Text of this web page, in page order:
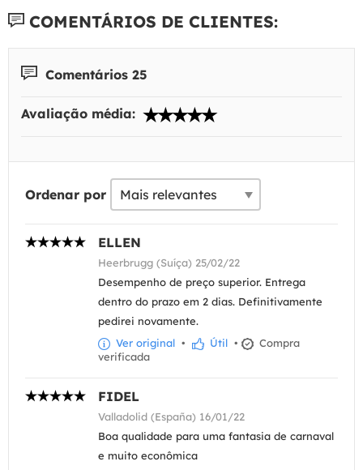
COMENTÁRIOS DE CLIENTES:
Comentários 25
Avaliação média:
Ordenar por
ELLEN
Heerbrugg (Suíça) 25/02/22
Desempenho de preço superior. Entrega
dentro do prazo em 2 dias. Definitivamente
pedirei novamente.
Ver original • Útil •
Compra
verificada
FIDEL
Valladolid (España) 16/01/22
Boa qualidade para uma fantasia de carnaval
e muito econômica